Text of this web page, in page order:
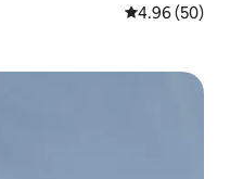
レビュー50
4.96 (50)